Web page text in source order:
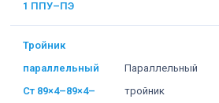
1 ППУ–ПЭ
Тройник
параллельный
Ст 89×4–89×4–
Параллельный
тройник